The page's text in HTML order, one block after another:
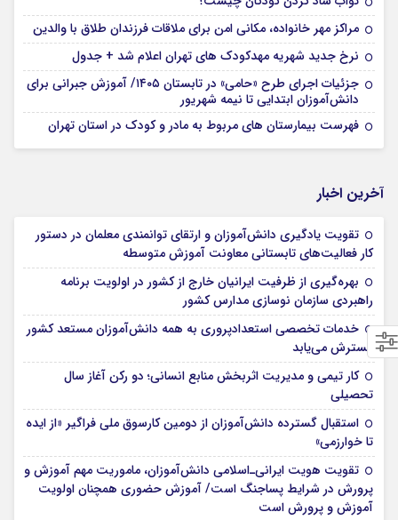
مراکز مهر خانواده، مکانی امن برای ملاقات فرزندان طلاق با والدین
نرخ جدید شهریه مهدکودک های تهران اعلام شد + جدول
جزئیات اجرای طرح «حامی» در تابستان ۱۴۰۵/ آموزش جبرانی برای
دانش‌آموزان ابتدایی تا نیمه شهریور
فهرست بیمارستان های مربوط به مادر و کودک در استان تهران
آخرین اخبار
تقویت یادگیری دانش‌آموزان و ارتقای توانمندی معلمان در دستور
کار فعالیت‌های تابستانی معاونت آموزش متوسطه
بهره‌گیری از ظرفیت ایرانیان خارج از کشور در اولویت برنامه
راهبردی سازمان نوسازی مدارس کشور
خدمات تخصصی استعدادپروری به همه دانش‌آموزان مستعد کشور
گسترش می‌یابد
کار تیمی و مدیریت اثربخش منابع انسانی؛ دو رکن آغاز سال
تحصیلی
استقبال گسترده دانش‌آموزان از دومین کارسوق ملی فراگیر «از ایده
تا خوارزمی»
تقویت هویت ایرانی‌ـ‌اسلامی دانش‌آموزان، ماموریت مهم آموزش و
پرورش در شرایط پساجنگ است/ آموزش حضوری همچنان اولویت
آموزش و پرورش است